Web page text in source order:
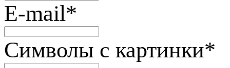
E-mail*
Символы с картинки*